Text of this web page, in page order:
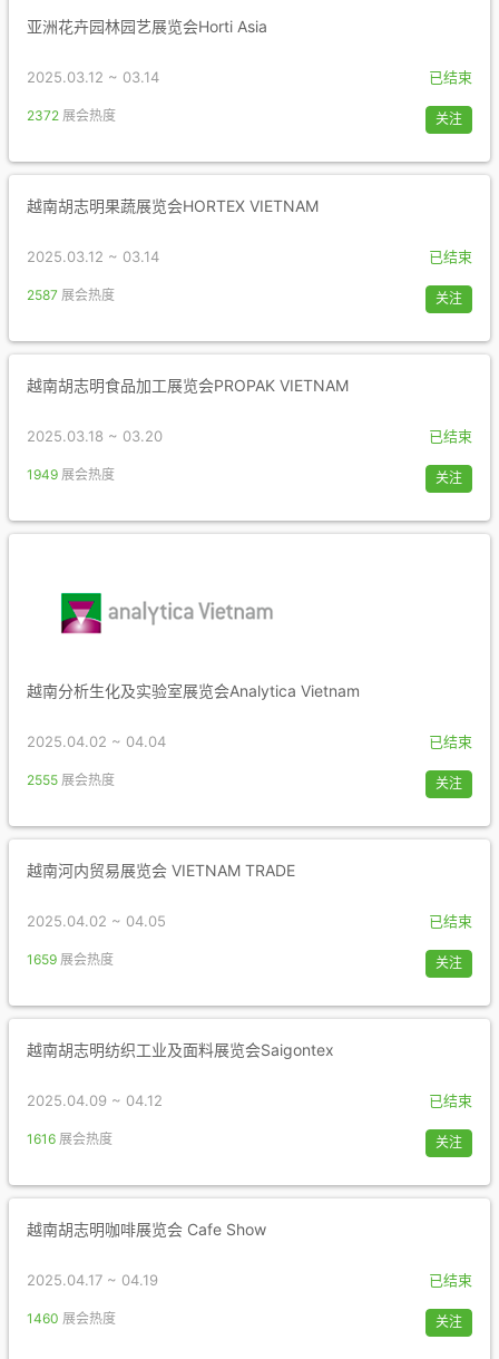
亚洲花卉园林园艺展览会Horti Asia
2025.03.12 ~ 03.14 已结束
2372 展会热度 关注
越南胡志明果蔬展览会HORTEX VIETNAM
2025.03.12 ~ 03.14 已结束
2587 展会热度 关注
越南胡志明食品加工展览会PROPAK VIETNAM
2025.03.18 ~ 03.20 已结束
1949 展会热度 关注
越南分析生化及实验室展览会Analytica Vietnam
2025.04.02 ~ 04.04 已结束
2555 展会热度 关注
越南河内贸易展览会 VIETNAM TRADE
2025.04.02 ~ 04.05 已结束
1659 展会热度 关注
越南胡志明纺织工业及面料展览会Saigontex
2025.04.09 ~ 04.12 已结束
1616 展会热度 关注
越南胡志明咖啡展览会 Cafe Show
2025.04.17 ~ 04.19 已结束
1460 展会热度 关注